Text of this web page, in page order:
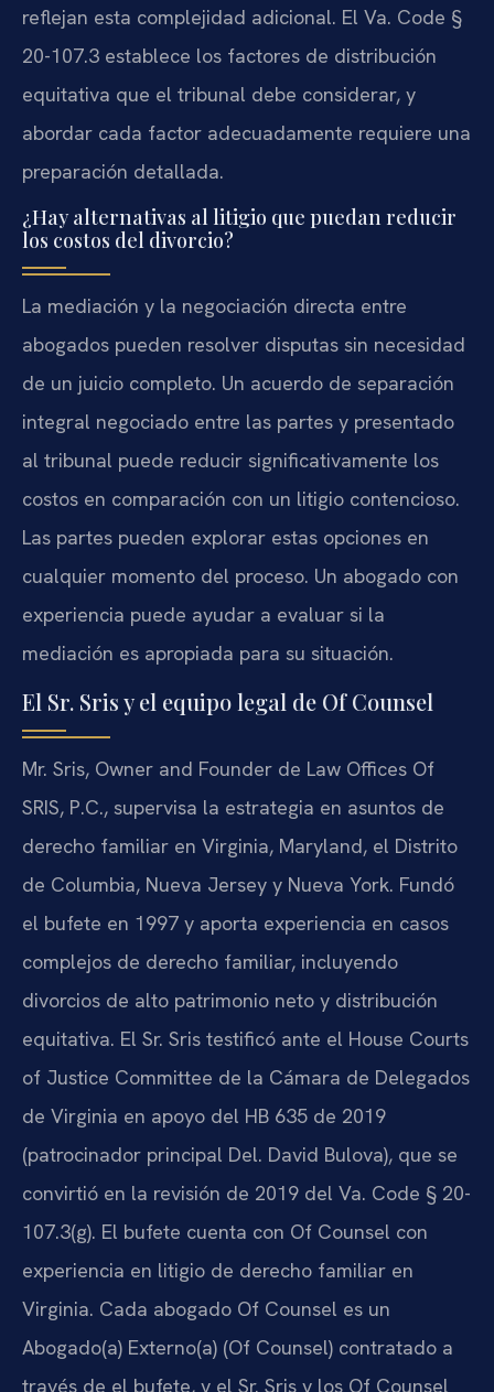
reflejan esta complejidad adicional. El Va. Code §
20-107.3 establece los factores de distribución
equitativa que el tribunal debe considerar, y
abordar cada factor adecuadamente requiere una
preparación detallada.
¿Hay alternativas al litigio que puedan reducir
los costos del divorcio?
La mediación y la negociación directa entre
abogados pueden resolver disputas sin necesidad
de un juicio completo. Un acuerdo de separación
integral negociado entre las partes y presentado
al tribunal puede reducir significativamente los
costos en comparación con un litigio contencioso.
Las partes pueden explorar estas opciones en
cualquier momento del proceso. Un abogado con
experiencia puede ayudar a evaluar si la
mediación es apropiada para su situación.
El Sr. Sris y el equipo legal de Of Counsel
Mr. Sris, Owner and Founder de Law Offices Of
SRIS, P.C., supervisa la estrategia en asuntos de
derecho familiar en Virginia, Maryland, el Distrito
de Columbia, Nueva Jersey y Nueva York. Fundó
el bufete en 1997 y aporta experiencia en casos
complejos de derecho familiar, incluyendo
divorcios de alto patrimonio neto y distribución
equitativa. El Sr. Sris testificó ante el House Courts
of Justice Committee de la Cámara de Delegados
de Virginia en apoyo del HB 635 de 2019
(patrocinador principal Del. David Bulova), que se
convirtió en la revisión de 2019 del Va. Code § 20-
107.3(g). El bufete cuenta con Of Counsel con
experiencia en litigio de derecho familiar en
Virginia. Cada abogado Of Counsel es un
Abogado(a) Externo(a) (Of Counsel) contratado a
través de el bufete, y el Sr. Sris y los Of Counsel